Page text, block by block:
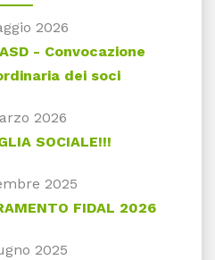
2026
- Convocazione
dei soci
2026
SOCIALE!!!
2025
FIDAL 2026
2025